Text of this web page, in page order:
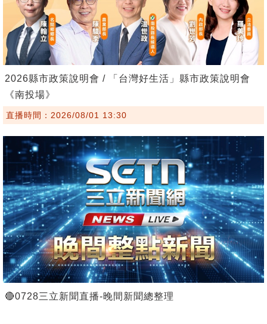
2026縣市政策說明會 / 「台灣好生活」縣市政策說明會
《南投場》
直播時間：2026/08/01 13:30
🔴0728三立新聞直播-晚間新聞總整理